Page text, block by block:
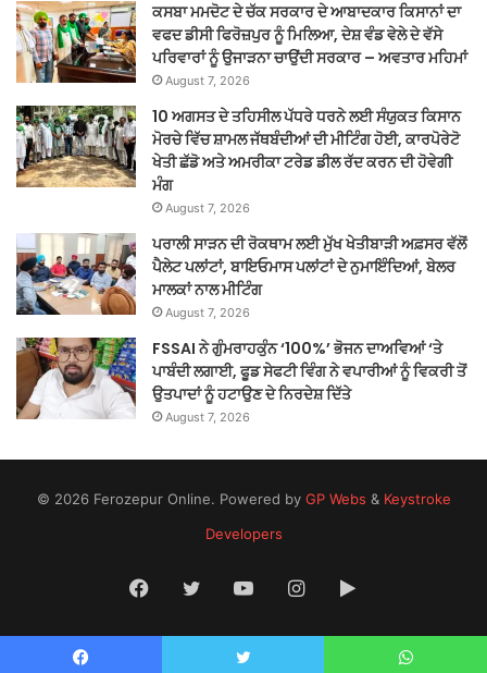
ਕਸਬਾ ਮਮਦੋਟ ਦੇ ਚੱਕ ਸਰਕਾਰ ਦੇ ਆਬਾਦਕਾਰ ਕਿਸਾਨਾਂ ਦਾ
ਵਫਦ ਡੀਸੀ ਫਿਰੋਜ਼ਪੁਰ ਨੂੰ ਮਿਲਿਆ, ਦੇਸ਼ ਵੰਡ ਵੇਲੇ ਦੇ ਵੱਸੇ
ਪਰਿਵਾਰਾਂ ਨੂੰ ਉਜਾੜਨਾ ਚਾਉਂਦੀ ਸਰਕਾਰ – ਅਵਤਾਰ ਮਹਿਮਾਂ
August 7, 2026
10 ਅਗਸਤ ਦੇ ਤਹਿਸੀਲ ਪੱਧਰੇ ਧਰਨੇ ਲਈ ਸੰਯੁਕਤ ਕਿਸਾਨ
ਮੋਰਚੇ ਵਿੱਚ ਸ਼ਾਮਲ ਜੱਥਬੰਦੀਆਂ ਦੀ ਮੀਟਿੰਗ ਹੋਈ, ਕਾਰਪੋਰੇਟੋ
ਖੇਤੀ ਛੱਡੋ ਅਤੇ ਅਮਰੀਕਾ ਟਰੇਡ ਡੀਲ ਰੱਦ ਕਰਨ ਦੀ ਹੋਵੇਗੀ
ਮੰਗ
August 7, 2026
ਪਰਾਲੀ ਸਾੜਨ ਦੀ ਰੋਕਥਾਮ ਲਈ ਮੁੱਖ ਖੇਤੀਬਾੜੀ ਅਫ਼ਸਰ ਵੱਲੋਂ
ਪੈਲੇਟ ਪਲਾਂਟਾਂ, ਬਾਇਓਮਾਸ ਪਲਾਂਟਾਂ ਦੇ ਨੁਮਾਇੰਦਿਆਂ, ਬੇਲਰ
ਮਾਲਕਾਂ ਨਾਲ ਮੀਟਿੰਗ
August 7, 2026
FSSAI ਨੇ ਗੁੰਮਰਾਹਕੁੰਨ ‘100%’ ਭੋਜਨ ਦਾਅਵਿਆਂ ‘ਤੇ
ਪਾਬੰਦੀ ਲਗਾਈ, ਫੂਡ ਸੇਫਟੀ ਵਿੰਗ ਨੇ ਵਪਾਰੀਆਂ ਨੂੰ ਵਿਕਰੀ ਤੋਂ
ਉਤਪਾਦਾਂ ਨੂੰ ਹਟਾਉਣ ਦੇ ਨਿਰਦੇਸ਼ ਦਿੱਤੇ
August 7, 2026
© 2026 Ferozepur Online. Powered by GP Webs & Keystroke
Developers
Facebook
TwitterYouTubeInstagram
Google
Play